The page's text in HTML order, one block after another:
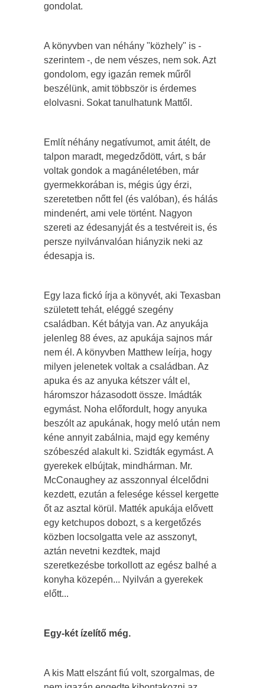
gondolat.
A könyvben van néhány "közhely" is -
szerintem -, de nem vészes, nem sok. Azt
gondolom, egy igazán remek műről
beszélünk, amit többször is érdemes
elolvasni. Sokat tanulhatunk Mattől.
Említ néhány negatívumot, amit átélt, de
talpon maradt, megedződött, várt, s bár
voltak gondok a magánéletében, már
gyermekkorában is, mégis úgy érzi,
szeretetben nőtt fel (és valóban), és hálás
mindenért, ami vele történt. Nagyon
szereti az édesanyját és a testvéreit is, és
persze nyilvánvalóan hiányzik neki az
édesapja is.
Egy laza fickó írja a könyvét, aki Texasban
született tehát, eléggé szegény
családban. Két bátyja van. Az anyukája
jelenleg 88 éves, az apukája sajnos már
nem él. A könyvben Matthew leírja, hogy
milyen jelenetek voltak a családban. Az
apuka és az anyuka kétszer vált el,
háromszor házasodott össze. Imádták
egymást. Noha előfordult, hogy anyuka
beszólt az apukának, hogy meló után nem
kéne annyit zabálnia, majd egy kemény
szóbeszéd alakult ki. Szidták egymást. A
gyerekek elbújtak, mindhárman. Mr.
McConaughey az asszonnyal élcelődni
kezdett, ezután a felesége késsel kergette
őt az asztal körül. Matték apukája elővett
egy ketchupos dobozt, s a kergetőzés
közben locsolgatta vele az asszonyt,
aztán nevetni kezdtek, majd
szeretkezésbe torkollott az egész balhé a
konyha közepén... Nyilván a gyerekek
előtt...
Egy-két ízelítő még.
A kis Matt elszánt fiú volt, szorgalmas, de